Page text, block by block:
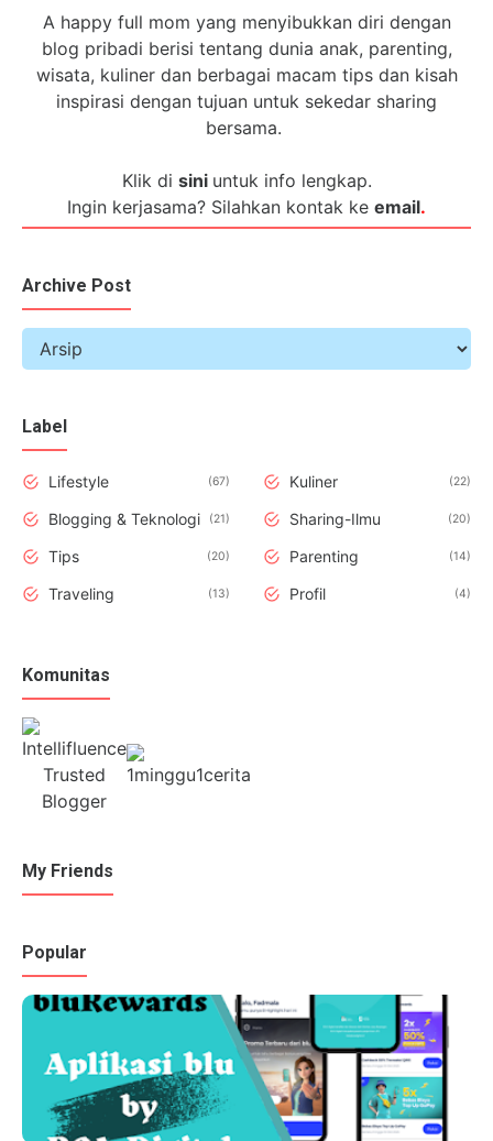
A happy full mom yang menyibukkan diri dengan
blog pribadi berisi tentang dunia anak, parenting,
wisata, kuliner dan berbagai macam tips dan kisah
inspirasi dengan tujuan untuk sekedar sharing
bersama.
Klik di sini untuk info lengkap.
Ingin kerjasama? Silahkan kontak ke email.
Archive Post
Label
Lifestyle 67 Kuliner 22
Blogging & Teknologi 21 Sharing-Ilmu 20
Tips 20 Parenting 14
Traveling 13 Profil 4
Komunitas
My Friends
Popular